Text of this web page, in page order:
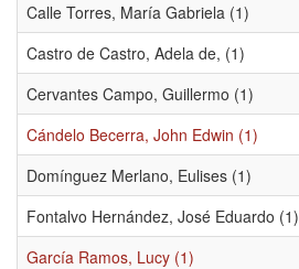
Calle Torres, María Gabriela (1)
Castro de Castro, Adela de, (1)
Cervantes Campo, Guillermo (1)
Cándelo Becerra, John Edwin (1)
Domínguez Merlano, Eulises (1)
Fontalvo Hernández, José Eduardo (1)
García Ramos, Lucy (1)